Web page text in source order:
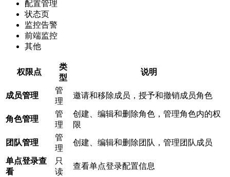
配置管理
状态页
监控告警
前端监控
其他
权限点
类
型
说明
成员管理
管
理
邀请和移除成员，授予和撤销成员角色
角色管理
管
理
创建、编辑和删除角色，管理角色内的权
限
团队管理
管
理
创建、编辑和删除团队，管理团队成员
单点登录查
看
只
读
查看单点登录配置信息